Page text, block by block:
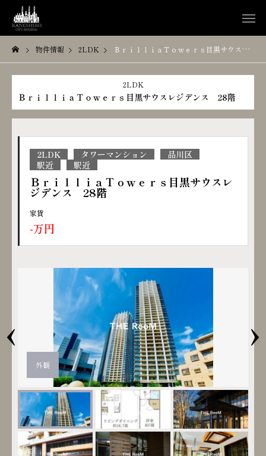
物件情報 2LDK ＢｒｉｌｌｉａＴｏｗｅｒｓ目黒サウスレジデンス 28階
2LDK
ＢｒｉｌｌｉａＴｏｗｅｒｓ目黒サウスレジデンス 28階
2LDK タワーマンション
品川区
駅近
駅近
ＢｒｉｌｌｉａＴｏｗｅｒｓ目黒サウスレ
ジデンス 28階
家賃
-万円
外観
‹ ›